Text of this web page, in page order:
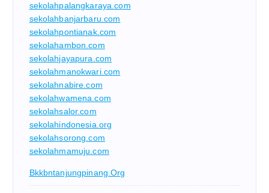
sekolahpalangkaraya.com
sekolahbanjarbaru.com
sekolahpontianak.com
sekolahambon.com
sekolahjayapura.com
sekolahmanokwari.com
sekolahnabire.com
sekolahwamena.com
sekolahsalor.com
sekolahindonesia.org
sekolahsorong.com
sekolahmamuju.com
Bkkbntanjungpinang.org